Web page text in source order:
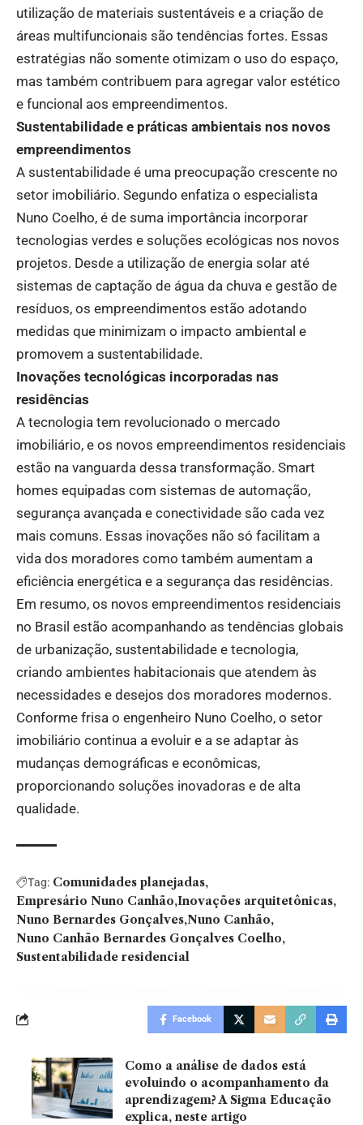
utilização de materiais sustentáveis e a criação de
áreas multifuncionais são tendências fortes. Essas
estratégias não somente otimizam o uso do espaço,
mas também contribuem para agregar valor estético
e funcional aos empreendimentos.
Sustentabilidade e práticas ambientais nos novos
empreendimentos
A sustentabilidade é uma preocupação crescente no
setor imobiliário. Segundo enfatiza o especialista
Nuno Coelho, é de suma importância incorporar
tecnologias verdes e soluções ecológicas nos novos
projetos. Desde a utilização de energia solar até
sistemas de captação de água da chuva e gestão de
resíduos, os empreendimentos estão adotando
medidas que minimizam o impacto ambiental e
promovem a sustentabilidade.
Inovações tecnológicas incorporadas nas
residências
A tecnologia tem revolucionado o mercado
imobiliário, e os novos empreendimentos residenciais
estão na vanguarda dessa transformação. Smart
homes equipadas com sistemas de automação,
segurança avançada e conectividade são cada vez
mais comuns. Essas inovações não só facilitam a
vida dos moradores como também aumentam a
eficiência energética e a segurança das residências.
Em resumo, os novos empreendimentos residenciais
no Brasil estão acompanhando as tendências globais
de urbanização, sustentabilidade e tecnologia,
criando ambientes habitacionais que atendem às
necessidades e desejos dos moradores modernos.
Conforme frisa o engenheiro Nuno Coelho, o setor
imobiliário continua a evoluir e a se adaptar às
mudanças demográficas e econômicas,
proporcionando soluções inovadoras e de alta
qualidade.
Tag: Comunidades planejadas
Empresário Nuno Canhão Inovações arquitetônicas
Nuno Bernardes Gonçalves Nuno Canhão
Nuno Canhão Bernardes Gonçalves Coelho
Sustentabilidade residencial
Facebook
Como a análise de dados está
evoluindo o acompanhamento da
aprendizagem? A Sigma Educação
explica, neste artigo